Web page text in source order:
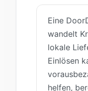
Eine
wandelt
lokale
Einlösen
helfen,